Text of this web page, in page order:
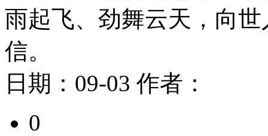
雨起飞、劲舞云天，向
信。
日期： 09-03 作者：
0